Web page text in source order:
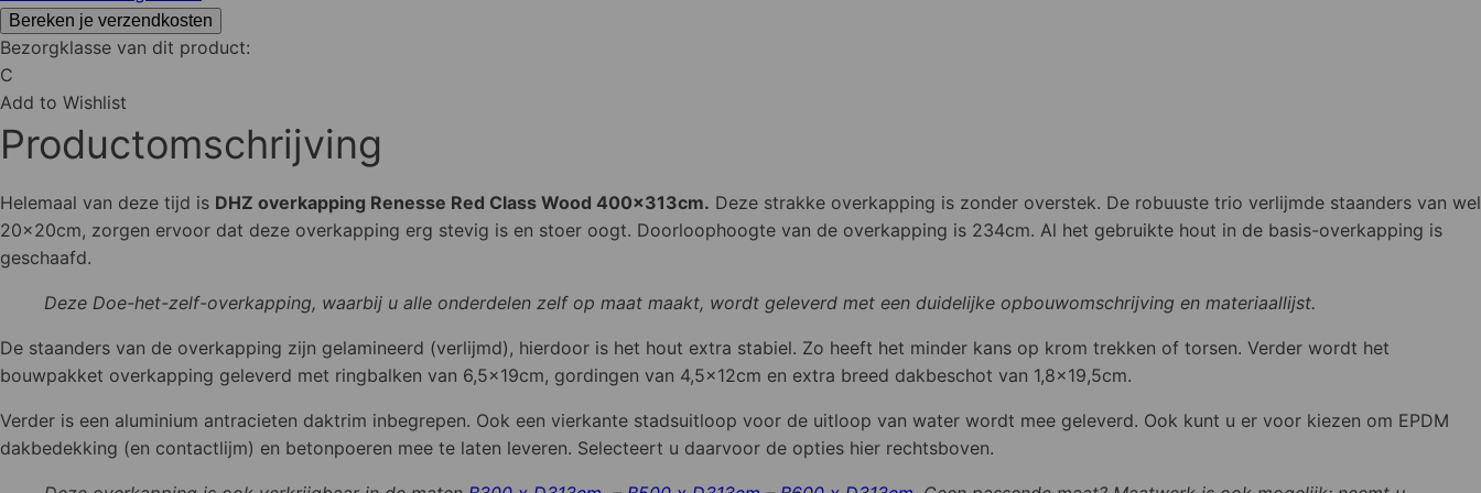
Wood
400x313cm
aantal
Bereken je verzendkosten
Bezorgklasse van dit product:
C
Add to Wishlist
Productomschrijving
Helemaal van deze tijd is DHZ overkapping Renesse Red Class Wood 400x313cm. Deze strakke overkapping is zonder overstek. De robuuste trio verlijmde staanders van wel
20x20cm, zorgen ervoor dat deze overkapping erg stevig is en stoer oogt. Doorloophoogte van de overkapping is 234cm. Al het gebruikte hout in de basis-overkapping is
geschaafd.
Deze Doe-het-zelf-overkapping, waarbij u alle onderdelen zelf op maat maakt, wordt geleverd met een duidelijke opbouwomschrijving en materiaallijst.
De staanders van de overkapping zijn gelamineerd (verlijmd), hierdoor is het hout extra stabiel. Zo heeft het minder kans op krom trekken of torsen. Verder wordt het
bouwpakket overkapping geleverd met ringbalken van 6,5x19cm, gordingen van 4,5x12cm en extra breed dakbeschot van 1,8x19,5cm.
Verder is een aluminium antracieten daktrim inbegrepen. Ook een vierkante stadsuitloop voor de uitloop van water wordt mee geleverd. Ook kunt u er voor kiezen om EPDM
dakbedekking (en contactlijm) en betonpoeren mee te laten leveren. Selecteert u daarvoor de opties hier rechtsboven.